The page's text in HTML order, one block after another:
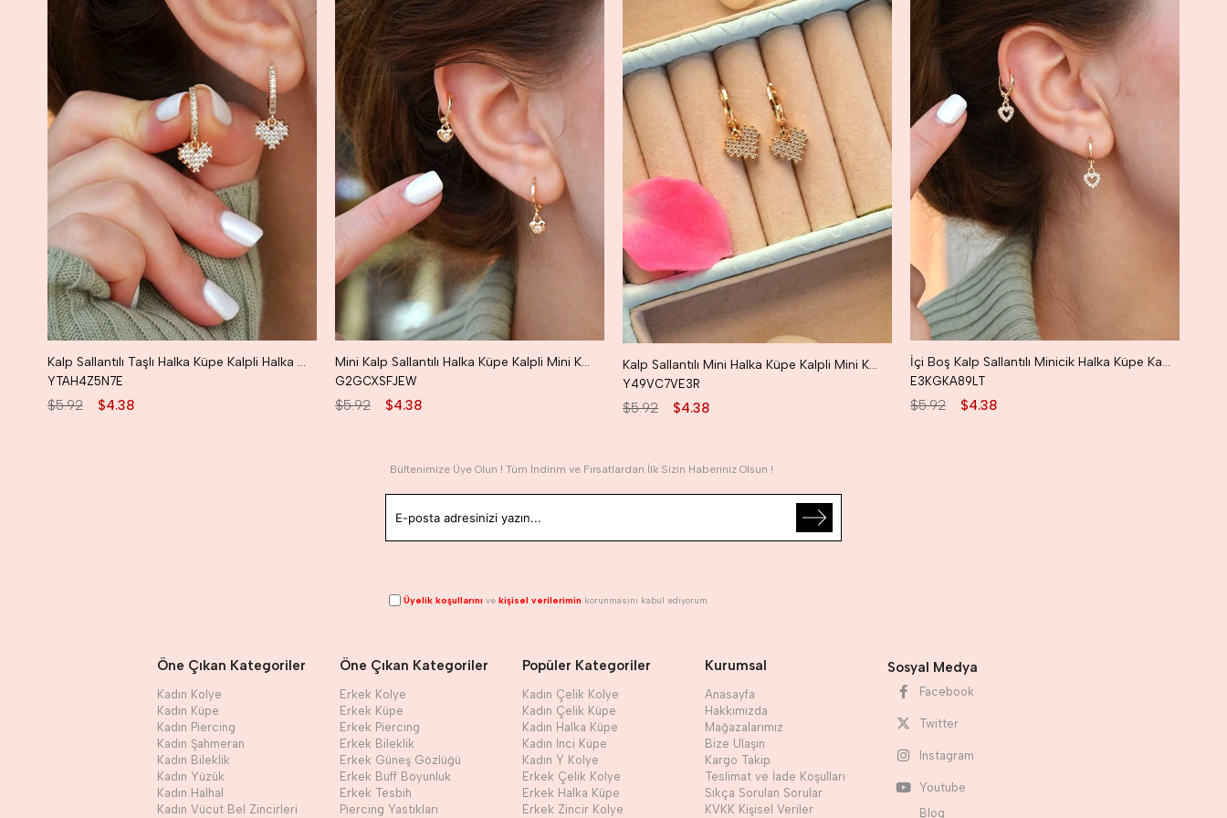
Kalp Sallantılı Taşlı Halka Küpe Kalpli Halka Küpe
YTAH4Z5N7E
$4.38
$5.92
Mini Kalp Sallantılı Halka Küpe Kalpli Mini Küpe
G2GCXSFJEW
$4.38
$5.92
Kalp Sallantılı Mini Halka Küpe Kalpli Mini Küpe
Y49VC7VE3R
$4.38
$5.92
İçi Boş Kalp Sallantılı Minicik Halka Küpe Kalpli Mini Küpe
E3KGKA89LT
$4.38
$5.92
Bültenimize Üye Olun ! Tüm İndirim ve Fırsatlardan İlk Sizin Haberiniz Olsun !
Üyelik koşullarını ve kişisel verilerimin korunmasını kabul ediyorum.
Öne Çıkan Kategoriler
Kadın Kolye
Kadın Küpe
Kadın Piercing
Kadın Şahmeran
Kadın Bileklik
Kadın Yüzük
Kadın Halhal
Kadın Vücut Bel Zincirleri
Öne Çıkan Kategoriler
Erkek Kolye
Erkek Küpe
Erkek Piercing
Erkek Bileklik
Erkek Güneş Gözlüğü
Erkek Buff Boyunluk
Erkek Tesbih
Piercing Yastıkları
Popüler Kategoriler
Kadın Çelik Kolye
Kadın Çelik Küpe
Kadın Halka Küpe
Kadın İnci Küpe
Kadın Y Kolye
Erkek Çelik Kolye
Erkek Halka Küpe
Erkek Zincir Kolye
Kurumsal
Anasayfa
Hakkımızda
Mağazalarımız
Bize Ulaşın
Kargo Takip
Teslimat ve İade Koşulları
Sıkça Sorulan Sorular
KVKK Kişisel Veriler
Sosyal Medya
Facebook
Twitter
Instagram
Youtube
Blog